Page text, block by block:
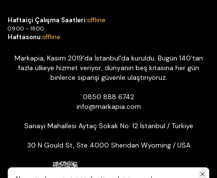
Haftaiçi Çalışma Saatleri:offline
09:00 - 18:00
Haftasonu:offline
Markapia, Kasım 2019’da İstanbul’da kuruldu. Bugün 140’tan
fazla ülkeye hizmet veriyor, dünyanın beş kıtasına her gün
binlerce siparişi güvenle ulaştırıyoruz.
0850 888 6742
info@markapia.com
Sanayi Mahallesi Aytaç Sokak No: 12 İstanbul / Türkiye
30 N Gould St, Ste 4000 Sheridan Wyoming / USA